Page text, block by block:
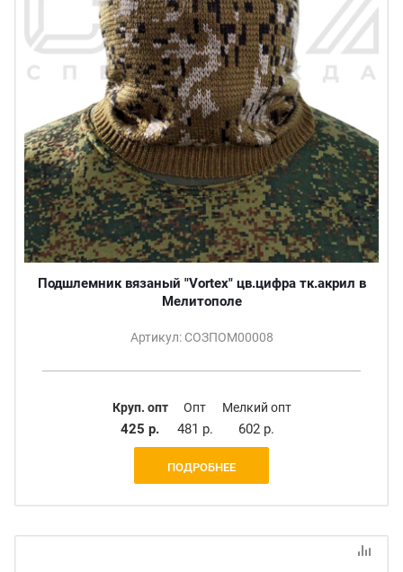
Подшлемник вязаный "Vortex" цв.цифра тк.акрил в
Мелитополе
Артикул: СОЗПОМ00008
Круп. опт
425 р.
Опт
481 р.
Мелкий опт
602 р.
ПОДРОБНЕЕ